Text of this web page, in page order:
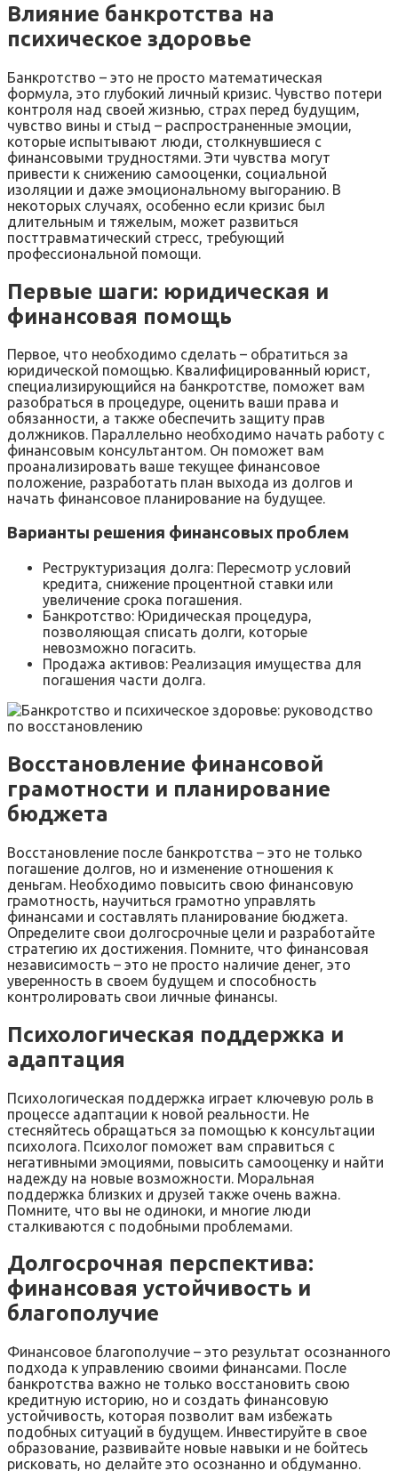
Влияние банкротства на
психическое здоровье
Банкротство – это не просто математическая
формула, это глубокий личный кризис. Чувство потери
контроля над своей жизнью, страх перед будущим,
чувство вины и стыд – распространенные эмоции,
которые испытывают люди, столкнувшиеся с
финансовыми трудностями. Эти чувства могут
привести к снижению самооценки, социальной
изоляции и даже эмоциональному выгоранию. В
некоторых случаях, особенно если кризис был
длительным и тяжелым, может развиться
посттравматический стресс, требующий
профессиональной помощи.
Первые шаги: юридическая и
финансовая помощь
Первое, что необходимо сделать – обратиться за
юридической помощью. Квалифицированный юрист,
специализирующийся на банкротстве, поможет вам
разобраться в процедуре, оценить ваши права и
обязанности, а также обеспечить защиту прав
должников. Параллельно необходимо начать работу с
финансовым консультантом. Он поможет вам
проанализировать ваше текущее финансовое
положение, разработать план выхода из долгов и
начать финансовое планирование на будущее.
Варианты решения финансовых проблем
Реструктуризация долга: Пересмотр условий
кредита, снижение процентной ставки или
увеличение срока погашения.
Банкротство: Юридическая процедура,
позволяющая списать долги, которые
невозможно погасить.
Продажа активов: Реализация имущества для
погашения части долга.
Восстановление финансовой
грамотности и планирование
бюджета
Восстановление после банкротства – это не только
погашение долгов, но и изменение отношения к
деньгам. Необходимо повысить свою финансовую
грамотность, научиться грамотно управлять
финансами и составлять планирование бюджета.
Определите свои долгосрочные цели и разработайте
стратегию их достижения. Помните, что финансовая
независимость – это не просто наличие денег, это
уверенность в своем будущем и способность
контролировать свои личные финансы.
Психологическая поддержка и
адаптация
Психологическая поддержка играет ключевую роль в
процессе адаптации к новой реальности. Не
стесняйтесь обращаться за помощью к консультации
психолога. Психолог поможет вам справиться с
негативными эмоциями, повысить самооценку и найти
надежду на новые возможности. Моральная
поддержка близких и друзей также очень важна.
Помните, что вы не одиноки, и многие люди
сталкиваются с подобными проблемами.
Долгосрочная перспектива:
финансовая устойчивость и
благополучие
Финансовое благополучие – это результат осознанного
подхода к управлению своими финансами. После
банкротства важно не только восстановить свою
кредитную историю, но и создать финансовую
устойчивость, которая позволит вам избежать
подобных ситуаций в будущем. Инвестируйте в свое
образование, развивайте новые навыки и не бойтесь
рисковать, но делайте это осознанно и обдуманно.